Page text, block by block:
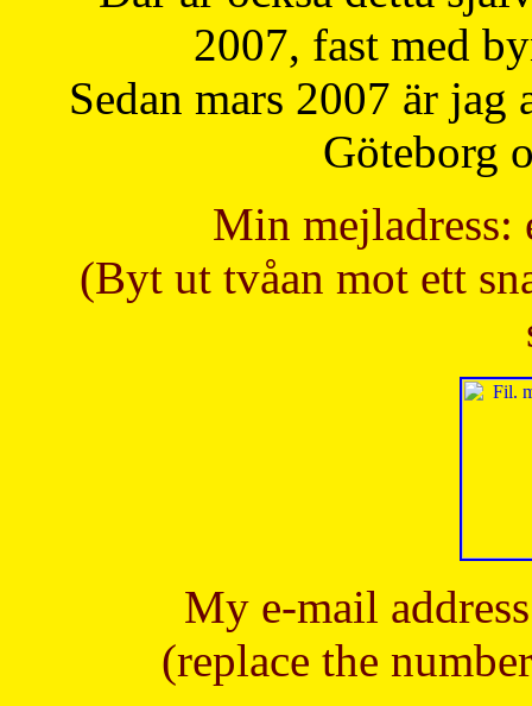
2007, fast med
Sedan mars 2007 är
Göteborg
Min mejladress:
(Byt ut tvåan mot ett
My e-mail
(replace the